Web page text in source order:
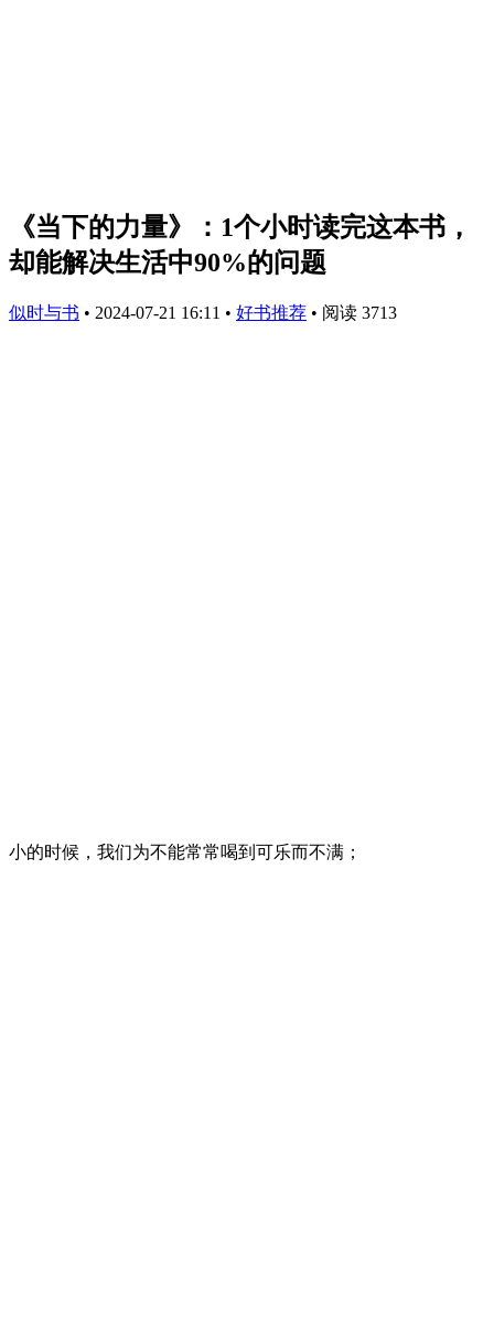
《当下的力量》：1个小时读完这本书，
却能解决生活中90%的问题
似时与书 • 2024-07-21 16:11 • 好书推荐 • 阅读 3713
小的时候，我们为不能常常喝到可乐而不满；